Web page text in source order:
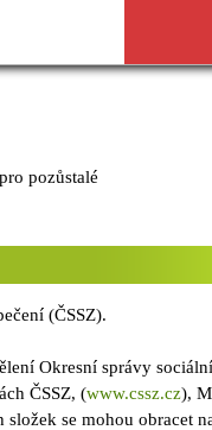
pozůstalé
(ČSSZ).
Okresní správy
ČSSZ, (www.cssz.cz),
se mohou obracet